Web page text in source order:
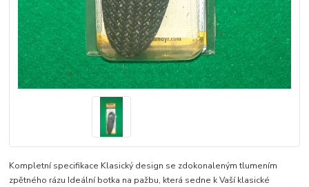
Kompletní specifikace Klasický design se zdokonaleným tlumením
zpětného rázu Ideální botka na pažbu, která sedne k Vaší klasické